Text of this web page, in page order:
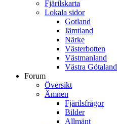
Fjärilskarta
Lokala sidor
Gotland
Jämtland
Närke
Västerbotten
Västmanland
Västra Götaland
Forum
Översikt
Ämnen
Fjärilsfrågor
Bilder
Allmänt